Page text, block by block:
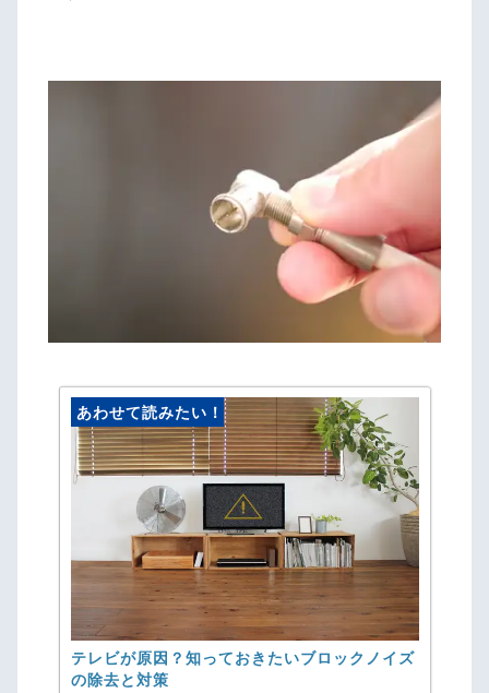
あわせて読みたい！
テレビが原因？知っておきたいブロックノイズ
の除去と対策